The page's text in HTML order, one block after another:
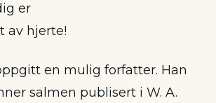
er
av hjerte!
en mulig forfatter. Han
salmen publisert i W. A.